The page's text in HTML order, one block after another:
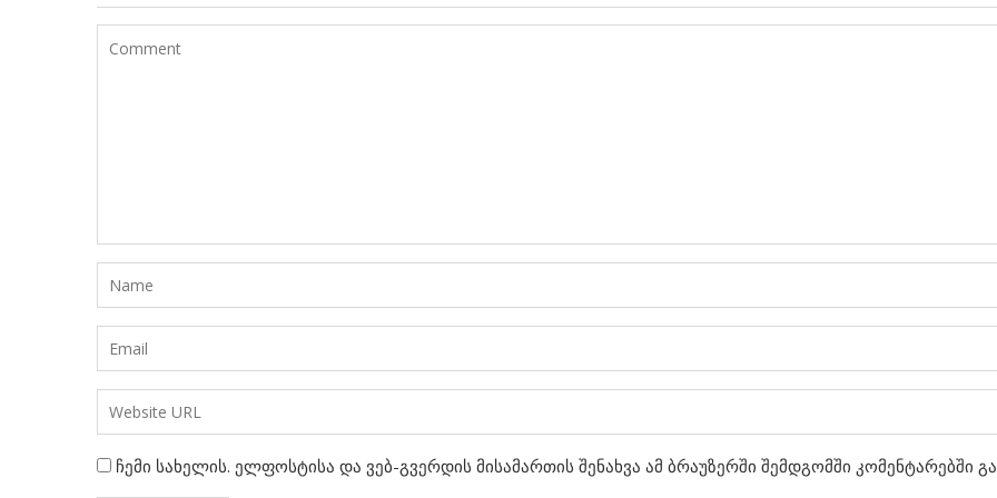
ჩემი სახელის. ელფოსტისა და ვებ-გვერდის მისამართის შენახვა ამ ბრაუზერში შემდგომში კომენტარებში